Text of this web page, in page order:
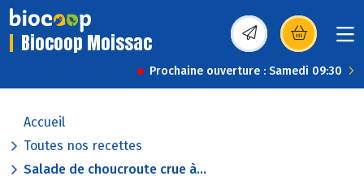
Biocoop Moissac (s’ouvre dans une
Prochaine ouverture : Samedi 09:30
Accueil
Toutes nos recettes
Salade de choucroute crue à...